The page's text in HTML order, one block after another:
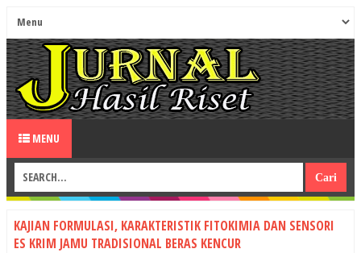
MENU
KAJIAN FORMULASI, KARAKTERISTIK FITOKIMIA DAN SENSORI
ES KRIM JAMU TRADISIONAL BERAS KENCUR